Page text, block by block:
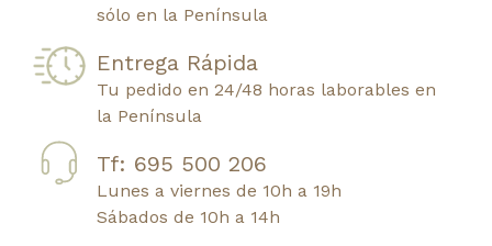
sólo en la Península
Entrega Rápida
Tu pedido en 24/48 horas laborables en
la Península
Tf: 695 500 206
Lunes a viernes de 10h a 19h
Sábados de 10h a 14h